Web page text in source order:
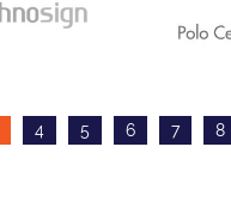
4 5 6 7 8